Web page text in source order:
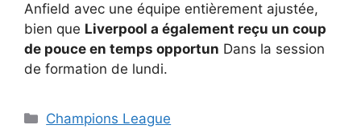
Anfield avec une équipe entièrement ajustée,
bien que Liverpool a également reçu un coup
de pouce en temps opportun Dans la session
de formation de lundi.
Catégories
Champions League